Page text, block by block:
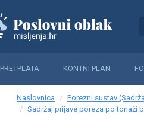
PRETPLATA KONTNI PLAN
Naslovnica Porezni sustav
Sadržaj prijave poreza po tonaži